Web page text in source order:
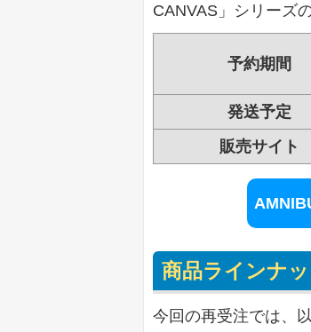
CANVAS」シリーズ
予約期間
発送予定
販売サイト
商品ラインナ
今回の再受注では、